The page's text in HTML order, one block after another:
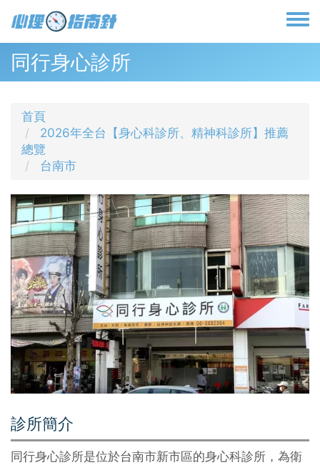
至
主
menu
同行身心診所
首頁
2026年全台【身心科診所、精神科診所】推薦
總覽
台南市
診所簡介
同行身心診所是位於台南市新市區的身心科診所，為衛